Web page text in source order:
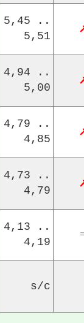
5,45 ..
5,51
4,94 ..
5,00
4,79 ..
4,85
4,73 ..
4,79
4,13 ..
4,19
s/c